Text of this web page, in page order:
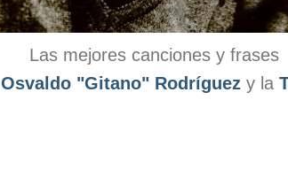
Las mejores canciones y frases
Osvaldo "Gitano" Rodríguez y la